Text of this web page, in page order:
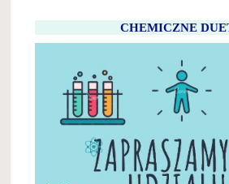
CHEMICZNE